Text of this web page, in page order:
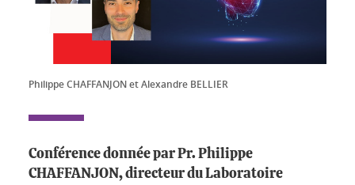
Philippe CHAFFANJON et Alexandre BELLIER
Conférence donnée par Pr. Philippe
CHAFFANJON, directeur du Laboratoire